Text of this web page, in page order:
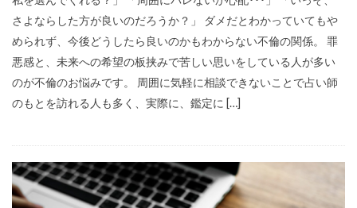
さよならした方が良いのだろうか？」 ダメだとわかっていてもや
められず、今後どうしたら良いのかもわからない不倫の関係。 罪
悪感と、未来への希望の板挟みで苦しい思いをしている人が多い
のが不倫のお悩みです。 周囲に気軽に相談できないことで占い師
のもとを訪れる人も多く、実際に、鑑定に […]